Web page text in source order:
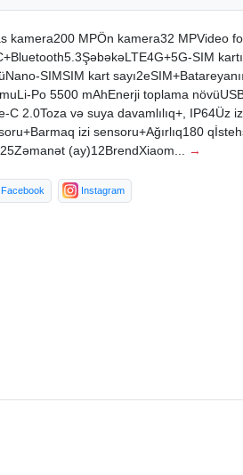
kamera200 MPÖn kamera32 MPVideo
SIM
SIMSIM kart
Po 5500 mAhEnerji toplama
C 2.0Toza və suya davamlılıq+, IP64Üz
izi sensoru+Ağırlıq180
(ay)12BrendXiaom...
→
Facebook Instagram